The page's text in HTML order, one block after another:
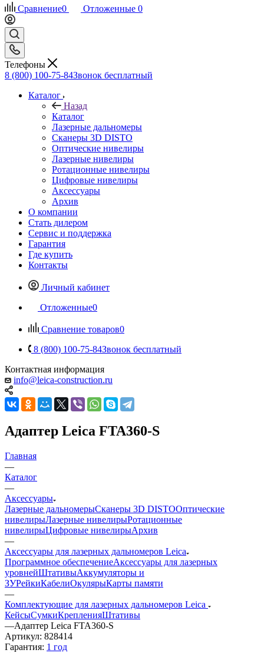
Сравнение0 Отложенные 0
Телефоны
8 (800) 100-75-84Звонок бесплатный
Каталог
Назад
Каталог
Лазерные дальномеры
Сканеры 3D DISTO
Оптические нивелиры
Лазерные нивелиры
Ротационные нивелиры
Цифровые нивелиры
Аксессуары
Архив
О компании
Стать дилером
Сервис и поддержка
Гарантия
Где купить
Контакты
Личный кабинет
Отложенные0
Сравнение товаров0
8 (800) 100-75-84Звонок бесплатный
Контактная информация
info@leica-construction.ru
Адаптер Leica FTA360-S
Главная
—
Каталог
—
Аксессуары
Лазерные дальномерыСканеры 3D DISTOОптические
нивелирыЛазерные нивелирыРотационные
нивелирыЦифровые нивелирыАрхив
—
Аксессуары для лазерных дальномеров Leica
Программное обеспечениеАксессуары для лазерных
уровнейШтативыАккумуляторы и
ЗУРейкиКабелиОкулярыКарты памяти
—
Комплектующие для лазерных дальномеров Leica
КейсыСумкиКрепленияШтативы
—Адаптер Leica FTA360-S
Артикул: 828414
Гарантия: 1 год